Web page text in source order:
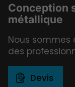
Conception
métallique
Nous sommes
des
Devis